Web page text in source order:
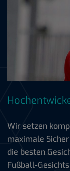
Wir setzen
maximale
die besten
Fußball-